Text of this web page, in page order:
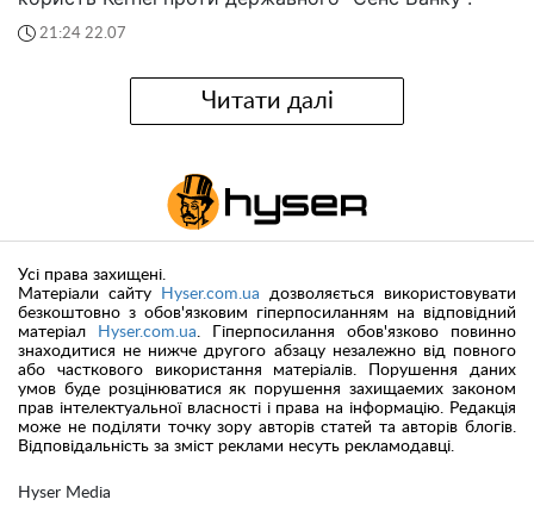
21:24 22.07
Читати далі
Hyser Media
Усі права захищені.
Матеріали сайту
Hyser.com.ua дозволяється використовувати
безкоштовно з обов'язковим гіперпосиланням на відповідний
матеріал
Hyser.com.ua. Гіперпосилання обов'язково повинно
знаходитися не нижче другого абзацу незалежно від повного
або часткового використання матеріалів. Порушення даних
умов буде розцінюватися як порушення захищаемих законом
прав інтелектуальної власності і права на інформацію. Редакція
може не поділяти точку зору авторів статей та авторів блогів.
Відповідальність за зміст реклами несуть рекламодавці.